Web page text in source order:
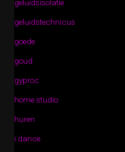
geluidsisolatie
geluidstechnicus
goede
goud
gyproc
home studio
huren
i dance